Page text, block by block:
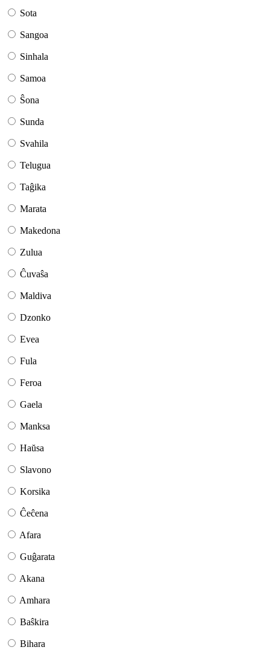
Sota
Sangoa
Sinhala
Samoa
Ŝona
Sunda
Svahila
Telugua
Taĝika
Marata
Makedona
Zulua
Ĉuvaŝa
Maldiva
Dzonko
Evea
Fula
Feroa
Gaela
Manksa
Haŭsa
Slavono
Korsika
Ĉeĉena
Afara
Guĝarata
Akana
Amhara
Baŝkira
Bihara